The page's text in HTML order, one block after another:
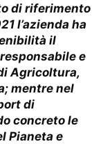
di riferimento
l’azienda ha
il
e
Agricoltura,
mentre nel
di
concreto le
Pianeta e